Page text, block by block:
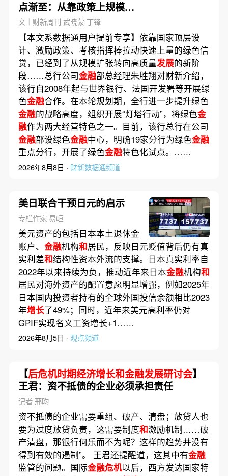
点渐至：从靠政策上规模，
到精细化高质量
文｜财新周刊 武晓蒙 丁锋
【本文系数据通用户提前专享】依靠国家顶层设
计、激励政策、考核指挥棒拉动快速上量的绿色信
贷，已经到了从规模扩张转向高质量发展的新阶
段……总行公司金融部总经理朱胜翔对财新介绍，
该行自2008年起与世界银行、法国开发署等开展绿
色金融合作。在本轮规划期，全行进一步提升绿色
金融的战略高度，组织开展“灯塔行动”，将绿色金
融作为两大经营特色之一。目前，该行总行在公司
金融部设绿色金融中心，明确19家分行为绿色金融
重点分行，开展了绿色金融特色化试点。……
2026年8月8日 · 财新数据通频道
美日联合干预日元的启示
专栏作家 易峘
美元资产的包括日本本土退休金
账户、 金融机构和居民，反映日元贬值背后仍有真
实利差和结构性资本外流的支撑。日本真实利率自
2022年以来持续为负，推动近年来日本金融机构和
居民对海外资产的配置意愿明显增强，例如2025年
日本国内投资者持有的全球外国投信余额相比2023
年增长了49%；同时，近年来美元高利率仍对
GPIF实现名义工资增长+1……
2026年8月5日 · 观点频道
【后危机时期经济增长和金融发展研讨会】
王君：资不抵债的企业必须承担责任
记者 邢昀
资不抵债的企业需要重组、破产、清盘；放贷人也
要为过度放贷负责，这需要制度和激励机制……破
产清盘，那银行何乐而不为呢？这样的趋势并没有
得到有效的遏制”。 王君还提醒道，这其中有金融
监管的问题。国际金融危机以后，西方发达国家特